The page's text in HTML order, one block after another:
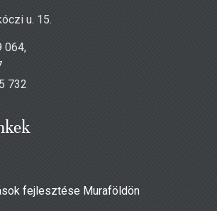
u. 15.
064,
732
fejlesztése Muraföldön